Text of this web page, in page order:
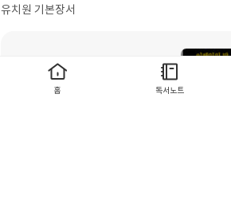
유치원 기본장서
홈 독서노트